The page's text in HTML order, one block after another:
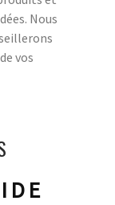
Nous
vos